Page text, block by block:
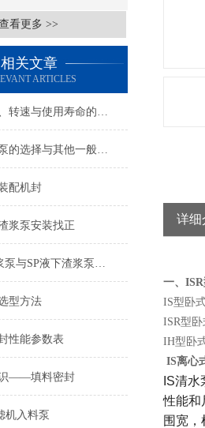
看更多 >>
相关文章
ARTICLES
渣浆泵流量、转速与使用寿命的关系
压滤机入料泵的选择与其他一般性输送泵的区别很大
配机封
浆泵安装找正
ZJL立式渣浆泵与SP液下渣浆泵，两种型号上有什么不同
型方法
性能参数表
——填料密封
机入料泵
详细
一、
IS型卧
ISR型
IH型卧
IS离心
IS清
性能和
围宽